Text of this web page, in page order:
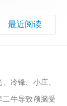
最近阅读
冷锋、小庄、
牛导致颅脑受